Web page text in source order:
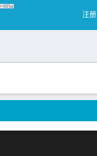
注册